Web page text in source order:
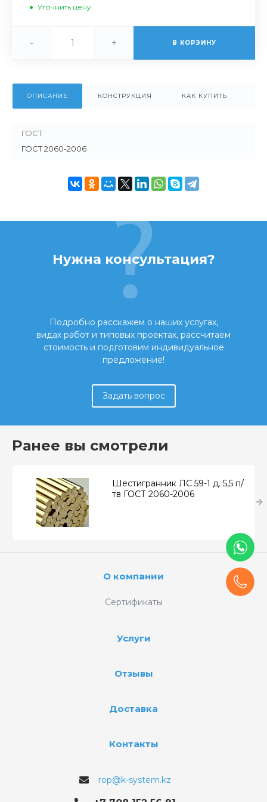
Уточнить цену
- + В КОРЗИНУ
ОПИСАНИЕ КОНСТРУКЦИЯ КАК КУПИТЬ
ГОСТ
ГОСТ 2060-2006
Нужна консультация?
Подробно расскажем о наших услугах,
видах работ и типовых проектах, рассчитаем
стоимость и подготовим индивидуальное
предложение!
Задать вопрос
Ранее вы смотрели
Шестигранник ЛС 59-1 д. 5,5 п/
тв ГОСТ 2060-2006
О компании
Сертификаты
Услуги
Отзывы
Доставка
Контакты
rop@k-system.kz